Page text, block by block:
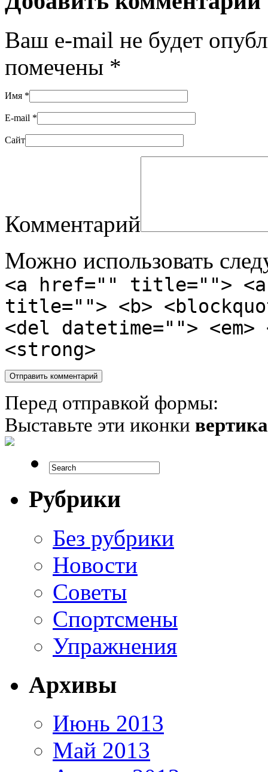
Ваш e-mail не будет
помечены *
Имя *
E-mail *
Сайт
Комментарий
Можно использовать
<a href="" title="">
title=""> <b>
<del datetime="">
<strong>
Перед отправкой формы:
Выставьте эти иконки
Рубрики
Без рубрики
Новости
Советы
Спортсмены
Упражнения
Архивы
Июнь 2013
Май 2013